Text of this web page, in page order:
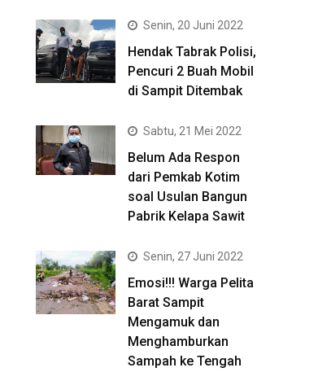
Senin, 20 Juni 2022
Hendak Tabrak Polisi,
Pencuri 2 Buah Mobil
di Sampit Ditembak
Sabtu, 21 Mei 2022
Belum Ada Respon
dari Pemkab Kotim
soal Usulan Bangun
Pabrik Kelapa Sawit
Senin, 27 Juni 2022
Emosi!!! Warga Pelita
Barat Sampit
Mengamuk dan
Menghamburkan
Sampah ke Tengah